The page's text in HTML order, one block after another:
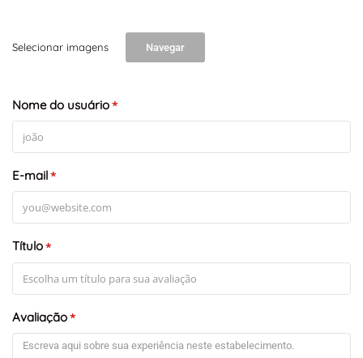
Selecionar imagens Navegar
Nome do usuário*
E-mail*
Título*
Avaliação*